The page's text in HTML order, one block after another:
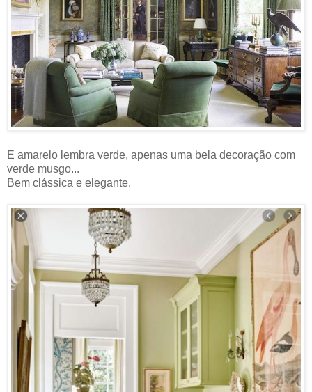
E amarelo lembra verde, apenas uma bela decoração com
verde musgo...
Bem clássica e elegante.